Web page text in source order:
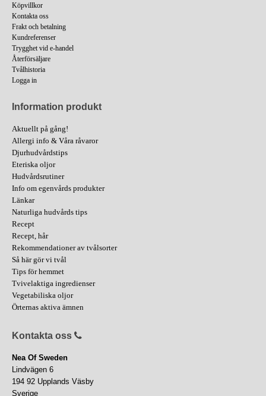
Köpvillkor
Kontakta oss
Frakt och betalning
Kundreferenser
Trygghet vid e-handel
Återförsäljare
Tvålhistoria
Logga in
Information produkt
Aktuellt på gång!
Allergi info & Våra råvaror
Djurhudvårdstips
Eteriska oljor
Hudvårdsrutiner
Info om egenvårds produkter
Länkar
Naturliga hudvårds tips
Recept
Recept, hår
Rekommendationer av tvålsorter
Så här gör vi tvål
Tips för hemmet
Tvivelaktiga ingredienser
Vegetabiliska oljor
Örternas aktiva ämnen
Kontakta oss
Nea Of Sweden
Lindvägen 6
194 92 Upplands Väsby
Sverige